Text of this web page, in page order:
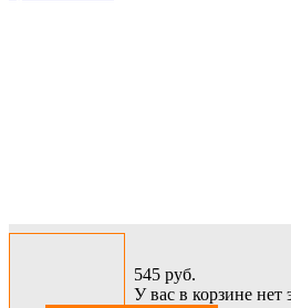
545 руб.
У вас в корзине нет